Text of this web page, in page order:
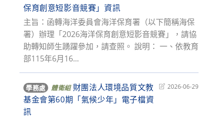
保育創意短影音競賽」資訊
主旨：函轉海洋委員會海洋保育署（以下簡稱海保
署）辦理「2026海洋保育創意短影音競賽」，請協
助轉知師生踴躍參加，請查照。 說明： 一、依教育
部115年6月16...
學務處 體衛組 財團法人環境品質文教
基金會第60期「氣候少年」電子檔資
訊
Post2026-06-29